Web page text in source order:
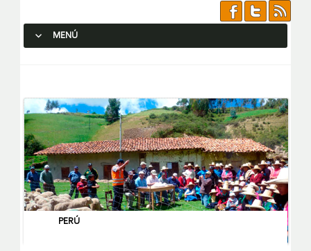
MENÚ
PERÚ